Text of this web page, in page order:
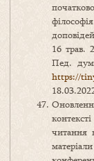
16 трав.
Пед.
https://
читання